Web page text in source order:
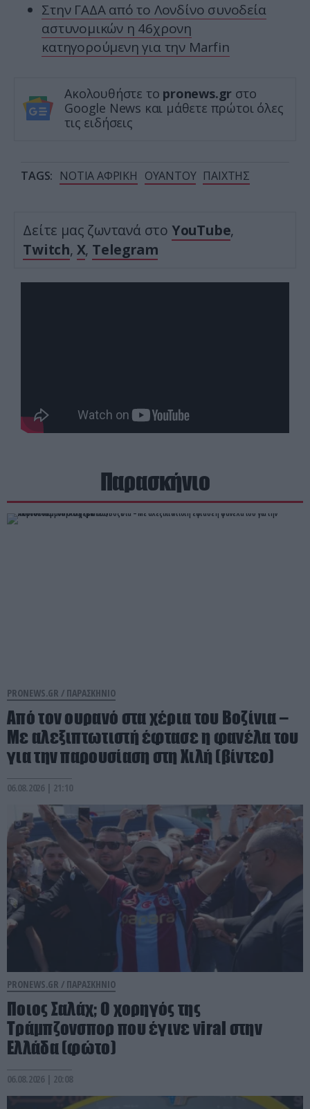
Στην ΓΑΔΑ από το Λονδίνο συνοδεία
αστυνομικών η 46χρονη
κατηγορούμενη για την Marfin
Ακολουθήστε το pronews.gr στο
Google News και μάθετε πρώτοι όλες
τις ειδήσεις
TAGS: ΝΟΤΙΑ ΑΦΡΙΚΗ ΟΥΑΝΤΟΥ ΠΑΙΧΤΗΣ
Δείτε μας ζωντανά στο YouTube,
Twitch, X, Telegram
Παρασκήνιο
PRONEWS.GR / ΠΑΡΑΣΚΗΝΙΟ
Από τον ουρανό στα χέρια του Βοζίνια –
Με αλεξιπτωτιστή έφτασε η φανέλα του
για την παρουσίαση στη Χιλή (βίντεο)
06.08.2026 | 21:10
PRONEWS.GR / ΠΑΡΑΣΚΗΝΙΟ
Ποιος Σαλάχ; Ο χορηγός της
Τράμπζονσπορ που έγινε viral στην
Ελλάδα (φώτο)
06.08.2026 | 20:08